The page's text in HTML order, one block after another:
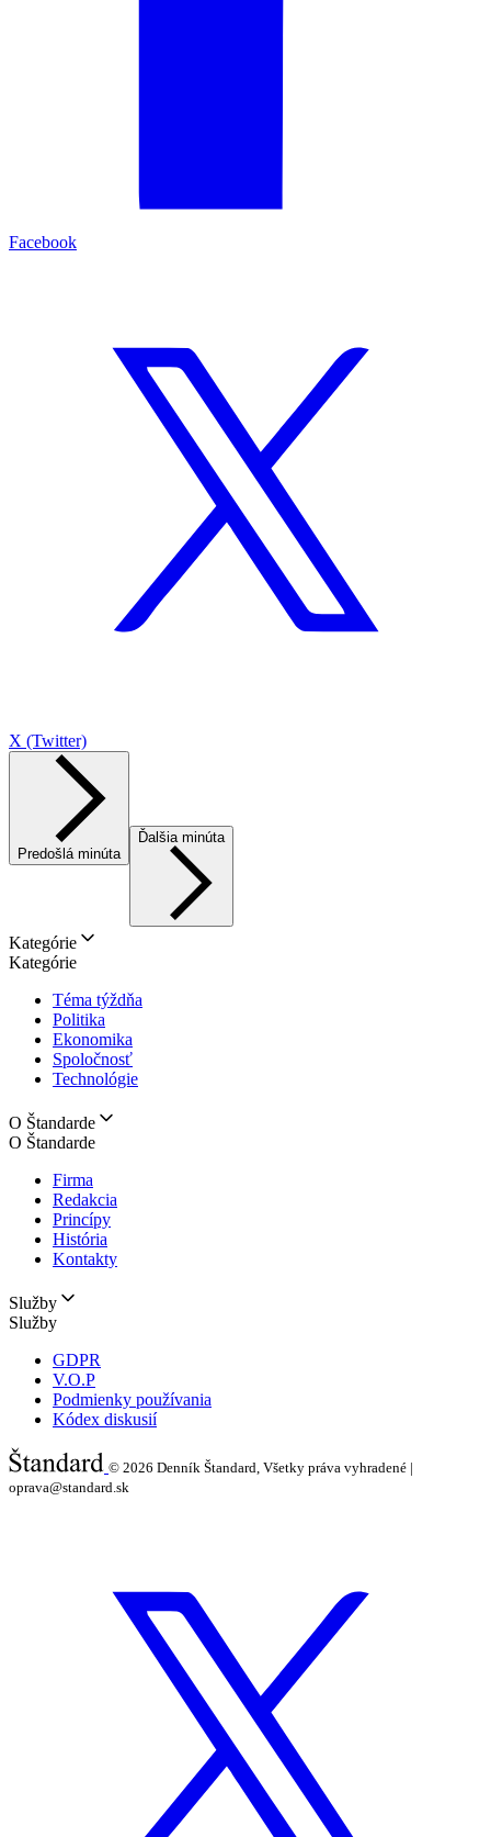
Facebook
X (Twitter)
Predošlá minúta
Ďalšia minúta
Kategórie
Kategórie
Téma týždňa
Politika
Ekonomika
Spoločnosť
Technológie
O Štandarde
O Štandarde
Firma
Redakcia
Princípy
História
Kontakty
Služby
Služby
GDPR
V.O.P
Podmienky používania
Kódex diskusií
© 2026 Denník Štandard, Všetky práva vyhradené |
oprava@standard.sk